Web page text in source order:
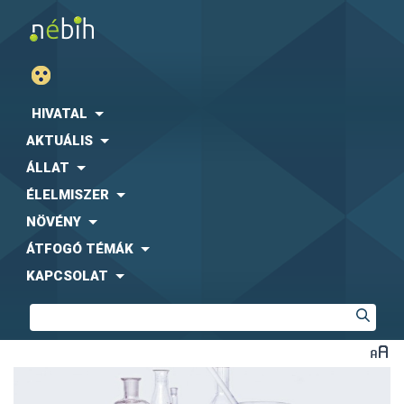
HIVATAL
AKTUÁLIS
ÁLLAT
ÉLELMISZER
NÖVÉNY
ÁTFOGÓ TÉMÁK
KAPCSOLAT